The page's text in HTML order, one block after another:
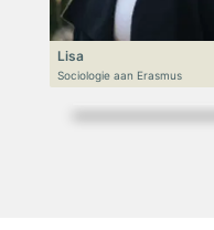
Lisa
Sociologie aan Erasmus